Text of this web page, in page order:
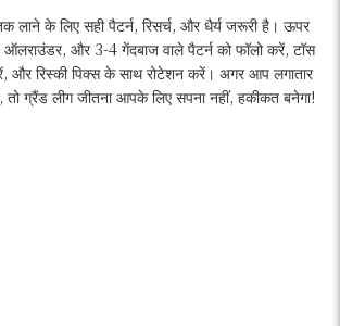
लाने के लिए सही पैटर्न, रिसर्च, और धैर्य जरूरी है। ऊपर
और 3-4 गेंदबाज वाले पैटर्न को फॉलो करें, टॉस
और रिस्की पिक्स के साथ रोटेशन करें। अगर आप लगातार
तो ग्रैंड लीग जीतना आपके लिए सपना नहीं, हकीकत बनेगा!